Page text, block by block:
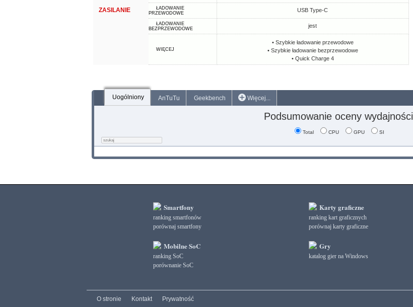
ZASILANIE
ŁADOWANIE
PRZEWODOWE
USB Type-C
ŁADOWANIE
BEZPRZEWODOWE
jest
WIĘCEJ
• Szybkie ładowanie przewodowe
• Szybkie ładowanie bezprzewodowe
• Quick Charge 4
Uogólniony AnTuTu Geekbench Więcej...
Podsumowanie oceny wydajności
Total CPU GPU SI
Smartfony
ranking smartfonów
porównaj smartfony
Mobilne SoC
ranking SoC
porównanie SoC
Karty graficzne
ranking kart graficznych
porównaj karty graficzne
Gry
katalog gier na Windows
O stronie Kontakt Prywatność